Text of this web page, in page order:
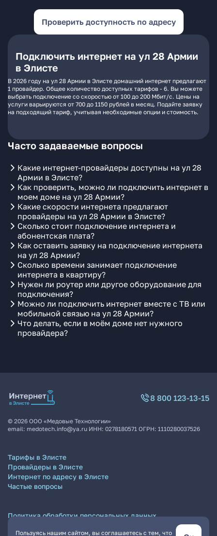
Проверить доступность по адресу
Подключить интернет на ул 28 Армии
в Элисте
В 2026 году на ул 28 Армии в Элисте домашний интернет предлагают
1 провайдер. Общее количество доступных тарифов - 6. Вы можете
выбрать подключение со скоростью от 100 до 200 Мбит/с. Цены на
услуги варьируются от 700 до 1150 рублей в месяц. Подайте заявку
на подходящий тариф, учитывая необходимые опции и стоимость.
Часто задаваемые вопросы
Какие интернет-провайдеры доступны на ул 28
Армии в Элисте?
Как проверить, можно ли подключить интернет в
моем доме на ул 28 Армии?
Какие скорости интернета предлагают
провайдеры на ул 28 Армии в Элисте?
Сколько стоит подключение интернета и
абонентская плата?
Как оставить заявку на подключение интернета
на ул 28 Армии?
Сколько времени занимает подключение
интернета в квартиру?
Нужен ли роутер или другое оборудование для
подключения?
Можно ли подключить интернет вместе с ТВ или
мобильной связью на ул 28 Армии?
Что делать, если в моём доме нет нужного
провайдера?
Пользуясь нашим сайтом, вы соглашаетесь с тем, что
8 800 123-13-15
© 2026 ООО «Медовые Технологии»
email: medotech.info@ya.ru ИНН: 0278180571 ОГРН: 1110280037526
Тарифы в Элисте
Провайдеры в Элисте
Интернет по адресу в Элисте
Частые вопросы
Политика обработки персональных данных